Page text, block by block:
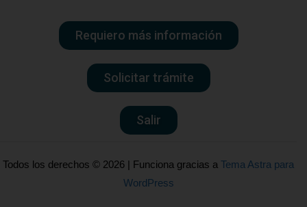
Requiero más información
Solicitar trámite
Salir
Todos los derechos © 2026 | Funciona gracias a Tema Astra para
WordPress